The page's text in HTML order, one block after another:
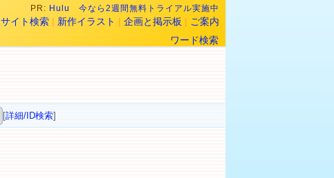
PR: Hulu 今なら2週間無料トライアル実施中
サイト検索 | 新作イラスト | 企画と掲示板 | ご案内
ワード検索
[詳細/ID検索]